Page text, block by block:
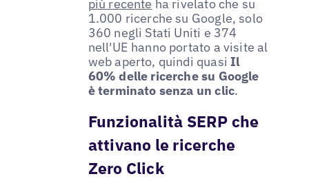
più recente ha rivelato che su
1.000 ricerche su Google, solo
360 negli Stati Uniti e 374
nell'UE hanno portato a visite al
web aperto, quindi quasi Il
60% delle ricerche su Google
è terminato senza un clic.
Funzionalità SERP che
attivano le ricerche
Zero Click